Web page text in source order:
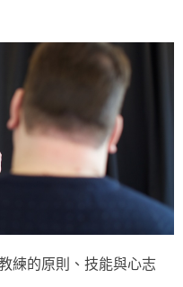
練的原則、技能與心志